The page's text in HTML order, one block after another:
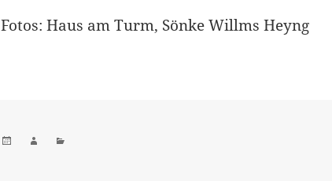
Fotos: Haus am Turm, Sönke Willms Heyng
Veröffentlicht
Autor